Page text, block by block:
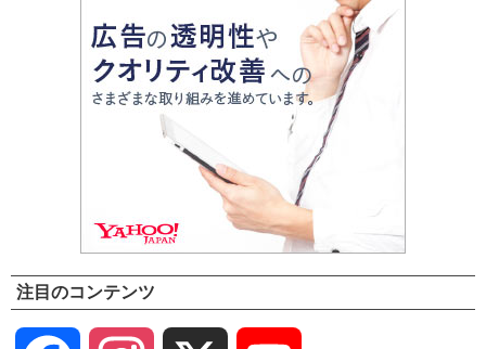
注目のコンテンツ